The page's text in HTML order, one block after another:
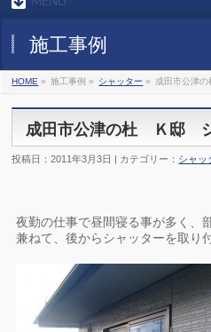
施工事例
HOME » 施工事例 » シャッター » 成田市公津
成田市公津の杜 Ｋ邸
投稿日：2011年3月3日 | カテゴリー： シャッ
夜勤の仕事で昼間寝る事が多く、
兼ねて、後からシャッターを取り